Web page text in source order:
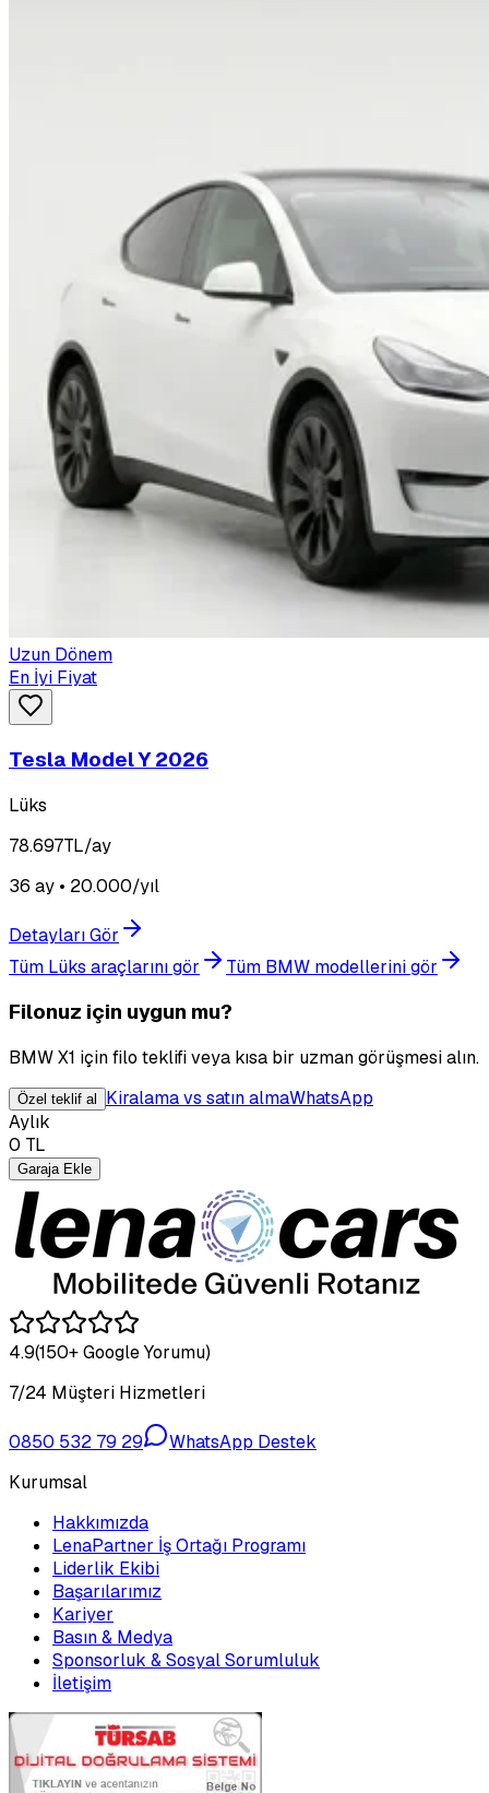
Uzun Dönem
En İyi Fiyat
Tesla Model Y 2026
Lüks
78.697TL/ay
36 ay • 20.000/yıl
Detayları Gör
Tüm Lüks araçlarını gör
Tüm BMW modellerini gör
Filonuz için uygun mu?
BMW X1 için filo teklifi veya kısa bir uzman görüşmesi alın.
Özel teklif al Kiralama vs satın almaWhatsApp
Aylık
0 TL
Garaja Ekle
4.9(150+ Google Yorumu)
7/24 Müşteri Hizmetleri
0850 532 79 29
WhatsApp Destek
Kurumsal
Hakkımızda
LenaPartner İş Ortağı Programı
Liderlik Ekibi
Başarılarımız
Kariyer
Basın & Medya
Sponsorluk & Sosyal Sorumluluk
İletişim